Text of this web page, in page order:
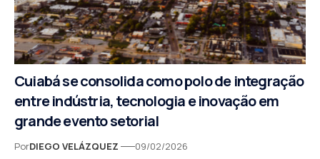
Cuiabá se consolida como polo de integração
entre indústria, tecnologia e inovação em
grande evento setorial
PorDIEGO VELÁZQUEZ 09/02/2026